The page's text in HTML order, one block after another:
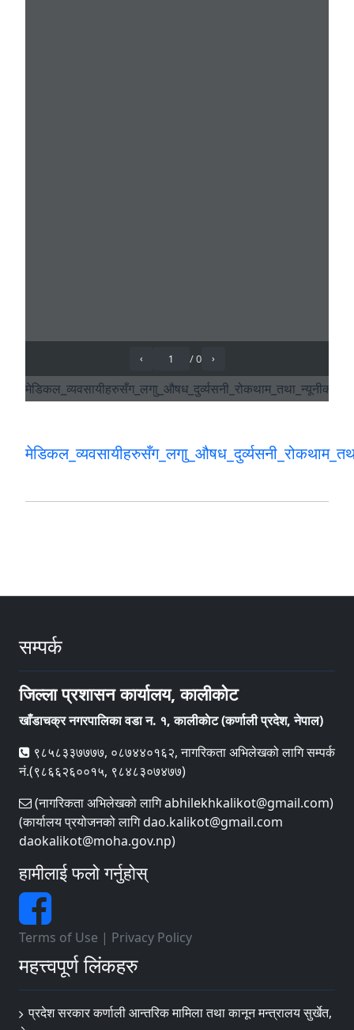
सम्पर्क
जिल्ला प्रशासन कार्यालय, कालीकोट
खाँडाचक्र नगरपालिका वडा न‌‍. १, कालीकाेट (कर्णाली प्रदेश, नेपाल)
९८५८३३७७७७, ०८७४४०१६२, नागरिकता अभिलेखको लागि सम्पर्क
नं.(९८६६२६००१५, ९८४८३०७४७७)
(नागरिकता अभिलेखको लागि abhilekhkalikot@gmail.com)
(कार्यालय प्रयोजनको लागि dao.kalikot@gmail.com
daokalikot@moha.gov.np)
हामीलाई फलो गर्नुहोस्
Terms of Use | Privacy Policy
महत्त्वपूर्ण लिंकहरु
प्रदेश सरकार कर्णाली आन्तरिक मामिला तथा कानून मन्त्रालय सुर्खेत,